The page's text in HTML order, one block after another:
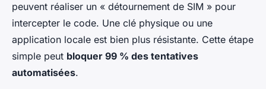
peuvent réaliser un « détournement de SIM » pour
intercepter le code. Une clé physique ou une
application locale est bien plus résistante. Cette étape
simple peut bloquer 99 % des tentatives
automatisées.